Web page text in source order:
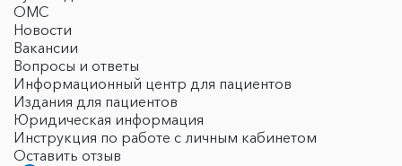
ОМС
Новости
Вакансии
Вопросы и ответы
Информационный центр для пациентов
Издания для пациентов
Юридическая информация
Инструкция по работе с личным кабинетом
Оставить отзыв